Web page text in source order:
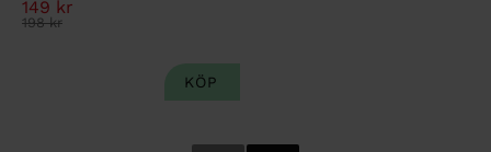
149 kr
198kr